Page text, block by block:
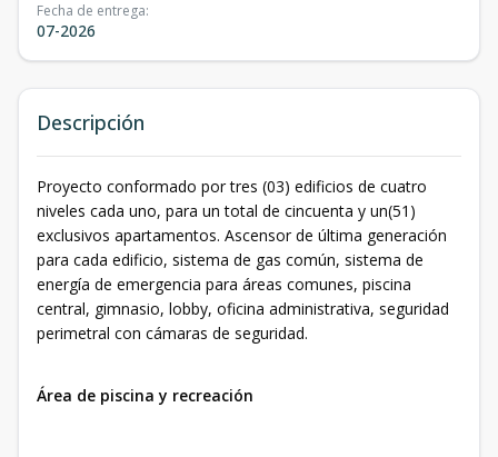
Fecha de entrega:
07-2026
Descripción
Proyecto conformado por tres (03) edificios de cuatro
niveles cada uno, para un total de cincuenta y un(51)
exclusivos apartamentos. Ascensor de última generación
para cada edificio, sistema de gas común, sistema de
energía de emergencia para áreas comunes, piscina
central, gimnasio, lobby, oficina administrativa, seguridad
perimetral con cámaras de seguridad.
Área de piscina y recreación